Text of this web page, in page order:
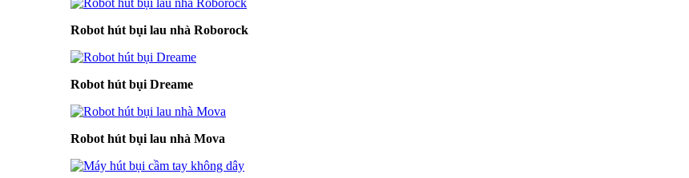
Robot hút bụi lau nhà Roborock
Robot hút bụi Dreame
Robot hút bụi lau nhà Mova